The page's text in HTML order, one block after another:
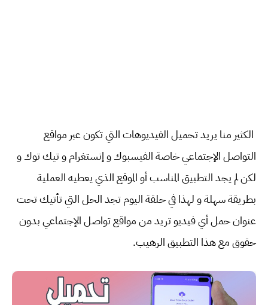
الكثير منا يريد تحميل الفيديوهات التي تكون عبر مواقع
التواصل الإجتماعي خاصة الفيسبوك و إنستغرام و تيك توك و
لكن لم يجد التطبيق المناسب أو الموقع الذي يعطيه العملية
بطريقة سهلة و لهذا في حلقة اليوم تجد الحل التي تأتيك تحت
عنوان حمل أي فيديو تريد من مواقع تواصل الإجتماعي بدون
حقوق مع هذا التطبيق الرهيب.